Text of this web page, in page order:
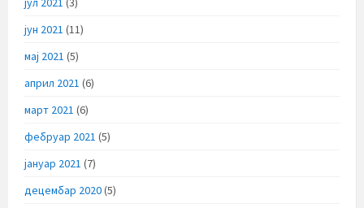
јун 2021 (11)
мај 2021 (5)
април 2021 (6)
март 2021 (6)
фебруар 2021 (5)
јануар 2021 (7)
децембар 2020(5)